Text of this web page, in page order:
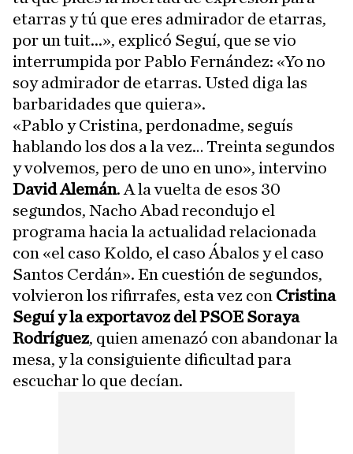
etarras y tú que eres admirador de etarras,
por un tuit...», explicó Seguí, que se vio
interrumpida por Pablo Fernández: «Yo no
soy admirador de etarras. Usted diga las
barbaridades que quiera».
«Pablo y Cristina, perdonadme, seguís
hablando los dos a la vez… Treinta segundos
y volvemos, pero de uno en uno», intervino
David Alemán. A la vuelta de esos 30
segundos, Nacho Abad recondujo el
programa hacia la actualidad relacionada
con «el caso Koldo, el caso Ábalos y el caso
Santos Cerdán». En cuestión de segundos,
volvieron los rifirrafes, esta vez con Cristina
Seguí y la exportavoz del PSOE Soraya
Rodríguez, quien amenazó con abandonar la
mesa, y la consiguiente dificultad para
escuchar lo que decían.